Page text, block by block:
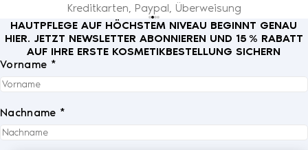
Kreditkarten, Paypal, Überweisung
HAUTPFLEGE AUF HÖCHSTEM NIVEAU BEGINNT GENAU
HIER. JETZT NEWSLETTER ABONNIEREN UND 15 % RABATT
AUF IHRE ERSTE KOSMETIKBESTELLUNG SICHERN
Vorname *
Nachname *